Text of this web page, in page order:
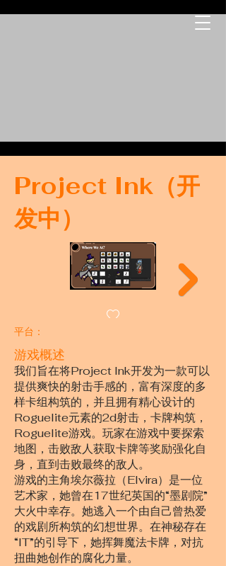
Project Ink（开
发中）
平台：
游戏概述
我们旨在将Project Ink开发为一款可以
提供爽快的射击手感的，富有深度的多
样卡组构筑的，并且拥有精心设计的
Roguelite元素的2d射击，卡牌构筑，
Roguelite游戏。玩家在游戏中要探索
地图，击败敌人获取卡牌等奖励强化自
身，直到击败最终的敌人。
游戏的主角埃尔薇拉（Elvira）是一位
艺术家，她曾在17世纪英国的“墨剧院”
大火中幸存。她逃入一个由自己曾热爱
的戏剧所构筑的幻想世界。在神秘存在
“IT”的引导下，她挥舞魔法卡牌，对抗
扭曲她创作的腐化力量。